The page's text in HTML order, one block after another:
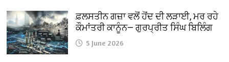
ਫ਼ਲਸਤੀਨ ਗਜ਼ਾ ਵਲੋਂ ਹੋਂਦ ਦੀ ਲੜਾਈ, ਮਰ ਰਹੇ
ਕੌਮਾਂਤਰੀ ਕਾਨੂੰਨ— ਗੁਰਪ੍ਰੀਤ ਸਿੰਘ ਬਿਲਿੰਗ
5 June 2026